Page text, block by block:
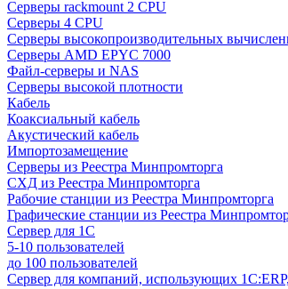
Серверы rackmount 2 CPU
Серверы 4 CPU
Серверы высокопроизводительных
Серверы AMD EPYC 7000
Файл-серверы и NAS
Серверы высокой плотности
Кабель
Коаксиальный кабель
Акустический кабель
Импортозамещение
Серверы из Реестра Минпромторга
СХД из Реестра Минпромторга
Рабочие станции из Реестра Минпромторга
Графические станции из Реестра
Сервер для 1С
5-10 пользователей
до 100 пользователей
Сервер для компаний, использующих